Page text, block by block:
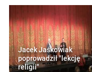
Jacek Jaśkowiak
poprowadził "lekcję
religii"